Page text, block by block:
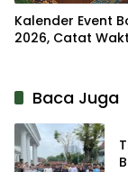
Kalender Event
2026, Catat
Baca Juga